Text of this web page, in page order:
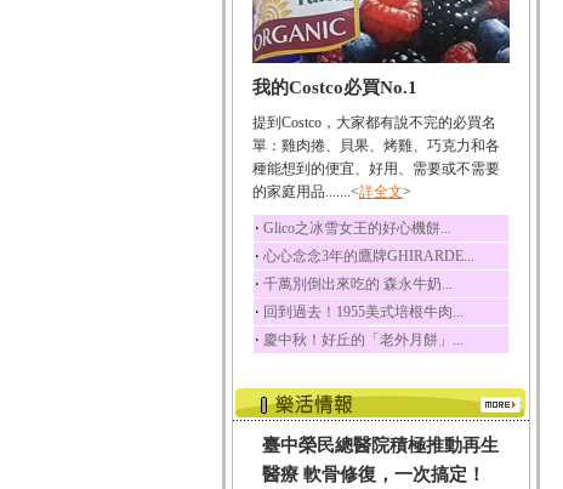
咖啡中的咖啡因會刺激
中樞神經系統，特別...
椰子
椰子含有糖類、脂肪、
荔枝
荔枝性質溫和所含的營
養素有醣類、檸檬酸...
五味子
五味子性質溫熱所含營
養成分有揮發油、檸...
草魚
草魚含有維生素A、維生
素C、及豐富的蛋白...
我的Costco必買No.1
提到Costco，大家都有說不完的必買名
單：雞肉捲、貝果、烤雞、巧克力和各
種能想到的便宜、好用、需要或不需要
的家庭用品.......<詳全文>
‧ Glico之冰雪女王的好心機餅...
‧ 心心念念3年的鷹牌GHIRARDE...
‧ 千萬別倒出來吃的 森永牛奶...
‧ 回到過去！1955美式培根牛肉...
‧ 慶中秋！好丘的「老外月餅」...
臺中榮民總醫院積極推動再生
醫療 軟骨修復，一次搞定！